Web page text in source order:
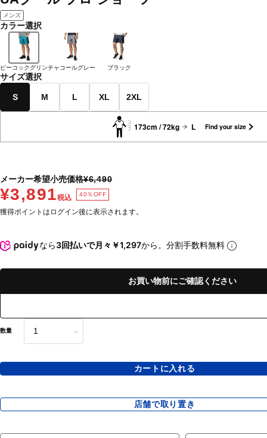
メンズ
カラー選択
ピーコックグリンチャコールグレー ブラック
サイズ選択
S M L XL 2XL
173cm / 72kg L Find your size
メーカー希望小売価格¥6,490
¥3,891税込 40％OFF
獲得ポイントはログイン後に表示されます。
なら3回払いで月々￥1,297から。分割手数料無料
お買い物前にご確認ください
数量
カートに入れる
店舗で取り置き